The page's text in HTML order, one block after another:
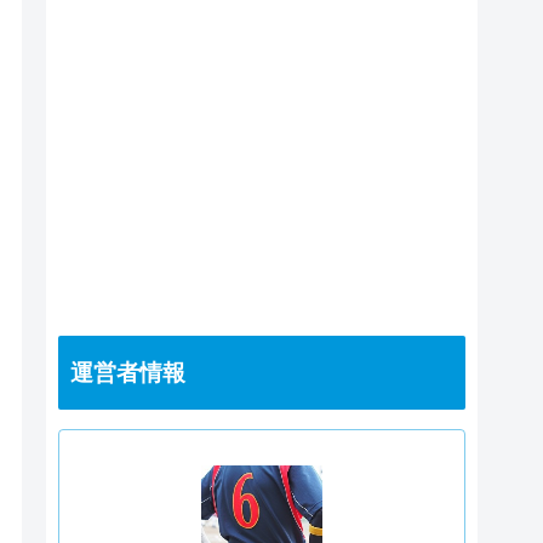
運営者情報